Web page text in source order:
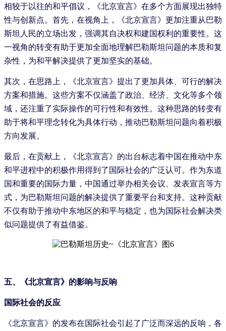
相较于以往的和平倡议，《北京宣言》在多个方面展现出独特
性与创新点。首先，在视角上，《北京宣言》更加注重从巴勒
斯坦人民的立场出发，强调其自决权和建国权利的重要性。这
一视角的转变有助于更加全面地理解巴勒斯坦问题的本质和复
杂性，为和平解决提供了更加坚实的基础。
其次，在思路上，《北京宣言》提出了更加具体、可行的解决
方案和措施。这些方案不仅涵盖了政治、经济、文化等多个领
域，还注重了实际操作的可行性和有效性。这种思路的转变有
助于将和平理念转化为具体行动，推动巴勒斯坦问题向着积极
方向发展。
最后，在贡献上，《北京宣言》的出台标志着中国在推动中东
和平进程中的积极作用得到了国际社会的广泛认可。作为东道
国和重要的国际力量，中国通过举办相关会议、发表宣言等方
式，为巴勒斯坦问题的解决提供了重要平台和支持。这种贡献
不仅有助于推动中东地区的和平与稳定，也为国际社会解决类
似问题提供了有益借鉴。
五、《北京宣言》的影响与反响
国际社会的反应
《北京宣言》的发布在国际社会引起了广泛而深远的反响，各